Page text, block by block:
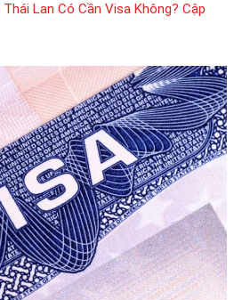
Thái Lan Có Cần Visa Không? Cập